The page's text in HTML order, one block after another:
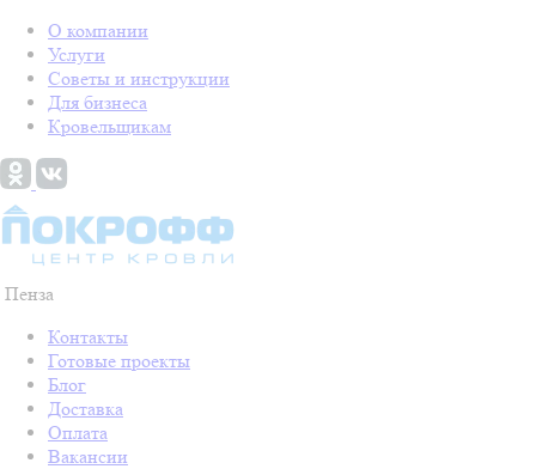
О компании
Услуги
Советы и инструкции
Для бизнеса
Кровельщикам
Пенза
Контакты
Готовые проекты
Блог
Доставка
Оплата
Вакансии